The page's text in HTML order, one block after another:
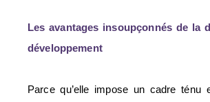
Les avantages insoupçonnés de la
développement
Parce qu’elle impose un cadre ténu